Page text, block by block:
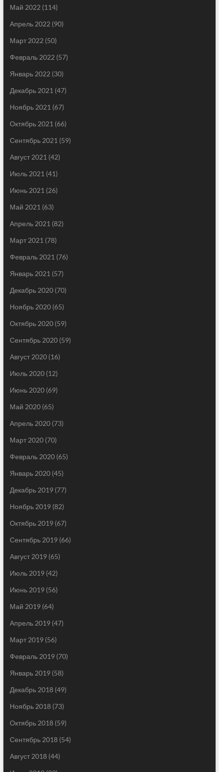
Май 2022 (114)
Апрель 2022 (90)
Март 2022 (50)
Февраль 2022 (57)
Январь 2022 (30)
Декабрь 2021 (47)
Ноябрь 2021 (67)
Октябрь 2021 (66)
Сентябрь 2021 (59)
Август 2021 (42)
Июль 2021 (41)
Июнь 2021 (26)
Май 2021 (63)
Апрель 2021 (82)
Март 2021 (78)
Февраль 2021 (76)
Январь 2021 (57)
Декабрь 2020(70)
Ноябрь 2020(65)
Октябрь 2020(59)
Сентябрь 2020(59)
Август 2020(16)
Июль 2020(12)
Июнь 2020(69)
Май 2020(65)
Апрель 2020(73)
Март 2020(70)
Февраль 2020(65)
Январь 2020(45)
Декабрь 2019(77)
Ноябрь 2019(82)
Октябрь 2019(67)
Сентябрь 2019(66)
Август 2019(65)
Июль 2019(42)
Июнь 2019(56)
Май 2019(64)
Апрель 2019(47)
Март 2019(56)
Февраль 2019(70)
Январь 2019(58)
Декабрь 2018(49)
Ноябрь 2018(73)
Октябрь 2018(59)
Сентябрь 2018(54)
Август 2018(44)